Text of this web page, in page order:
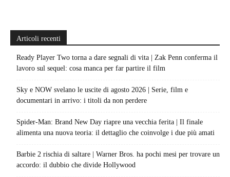
Articoli recenti
Ready Player Two torna a dare segnali di vita | Zak Penn conferma il
lavoro sul sequel: cosa manca per far partire il film
Sky e NOW svelano le uscite di agosto 2026 | Serie, film e
documentari in arrivo: i titoli da non perdere
Spider-Man: Brand New Day riapre una vecchia ferita | Il finale
alimenta una nuova teoria: il dettaglio che coinvolge i due più amati
Barbie 2 rischia di saltare | Warner Bros. ha pochi mesi per trovare un
accordo: il dubbio che divide Hollywood